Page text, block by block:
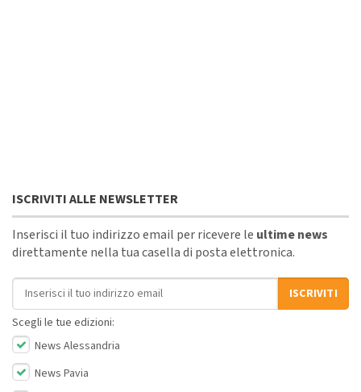
ISCRIVITI ALLE NEWSLETTER
Inserisci il tuo indirizzo email per ricevere le ultime news
direttamente nella tua casella di posta elettronica.
Indirizzo email
ISCRIVITI
Scegli le tue edizioni:
News Alessandria
News Pavia